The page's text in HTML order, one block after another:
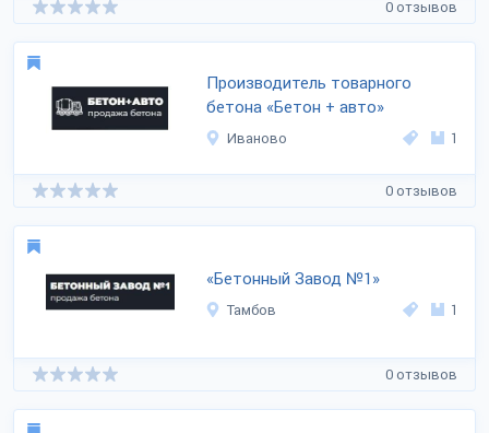
0 отзывов
Производитель товарного
бетона «Бетон + авто»
Иваново 1
0 отзывов
«Бетонный Завод №1»
Тамбов 1
0 отзывов